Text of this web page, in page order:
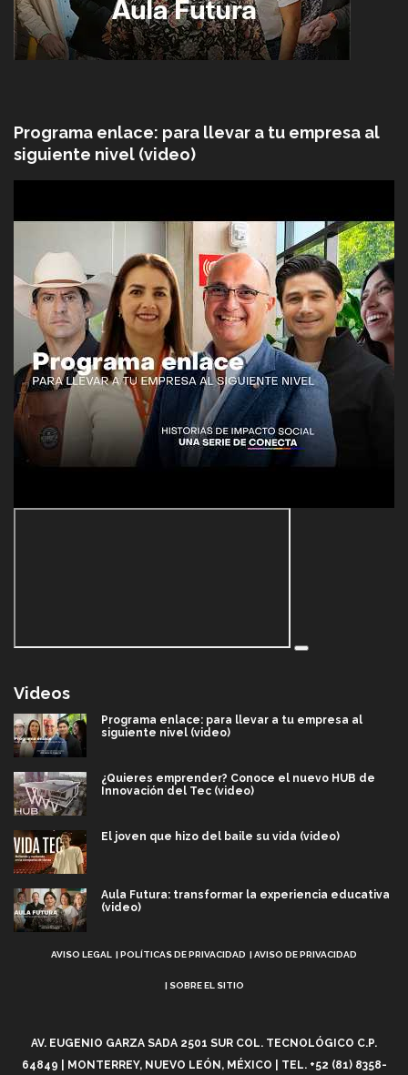
Programa enlace: para llevar a tu empresa al
siguiente nivel (video)
Videos
Programa enlace: para llevar a tu empresa al
siguiente nivel (video)
¿Quieres emprender? Conoce el nuevo HUB de
Innovación del Tec (video)
El joven que hizo del baile su vida (video)
Aula Futura: transformar la experiencia educativa
(video)
Más que un festival cultural: así es la magia de
¡México, en el top del mundial de robótica FIRST
AVISO LEGAL POLÍTICAS DE PRIVACIDAD AVISO DE PRIVACIDAD
SOBRE EL SITIO
AV. EUGENIO GARZA SADA 2501 SUR COL. TECNOLÓGICO C.P.
64849 | MONTERREY, NUEVO LEÓN, MÉXICO | TEL. +52 (81) 8358-